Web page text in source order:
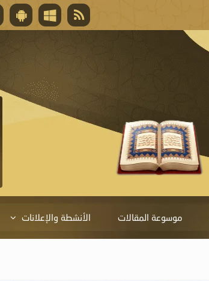
قال تعالى
المغفرة لأنها أغلى جائزة، وهي مفتاح باب العطايا التي
موسوعة المقالات الأنشطة والإعلانات